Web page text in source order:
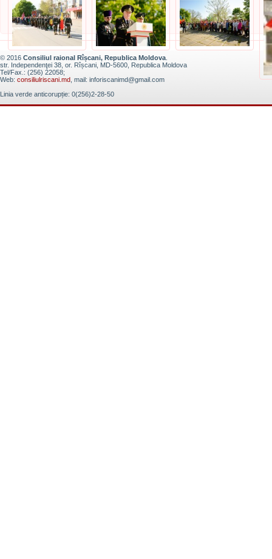
© 2016 Consiliul raional Rîșcani, Republica Moldova
str. Independenţei 38, or. Rîșcani, MD-5600, Republica Moldova
Tel/Fax.: (256) 22058;
Web: consiliulriscani.md , mail: inforiscanimd@gmail.com
Linia verde anticorupție: 0(256)2-28-50